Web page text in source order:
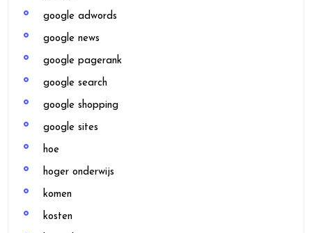
google adwords
google news
google pagerank
google search
google shopping
google sites
hoe
hoger onderwijs
komen
kosten